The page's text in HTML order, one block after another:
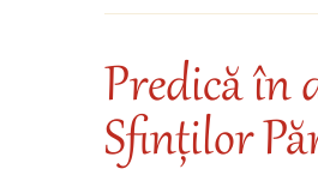
Predică în
Sfinților